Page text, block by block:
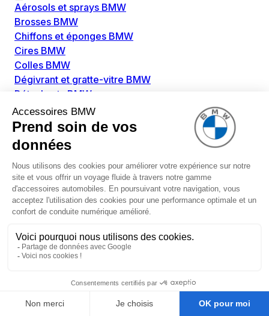
Aérosols et sprays BMW
Brosses BMW
Chiffons et éponges BMW
Cires BMW
Colles BMW
Dégivrant et gratte-vitre BMW
Détachants BMW
Disolvants BMW
Lubrifiants BMW
Nettoyant intérieur BMW
Nettoyant extérieur BMW
Pièces détachées BMW
Alimentation Carburant BMW
Boitier papillon BMW
Faisceau de câble pour réservoir avec pompe
Injecteur BMW
Pompe à carburant BMW
Allumage / Préchauffage BMW